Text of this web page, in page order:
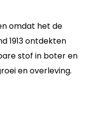
omdat het de
1913 ontdekten
stof in boter en
en overleving.